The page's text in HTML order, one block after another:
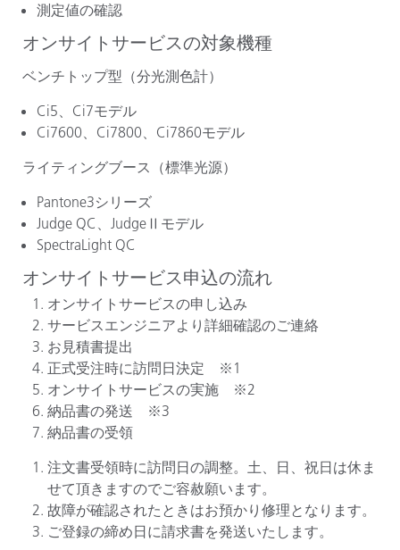
測定値の確認
オンサイトサービスの対象機種
ベンチトップ型（分光測色計）
Ci5、Ci7モデル
Ci7600、Ci7800、Ci7860モデル
ライティングブース（標準光源）
Pantone3シリーズ
Judge QC、JudgeⅡモデル
SpectraLight QC
オンサイトサービス申込の流れ
オンサイトサービスの申し込み
サービスエンジニアより詳細確認のご連絡
お見積書提出
正式受注時に訪問日決定 ※1
オンサイトサービスの実施 ※2
納品書の発送 ※3
納品書の受領
注文書受領時に訪問日の調整。土、日、祝日は休ま
せて頂きますのでご容赦願います。
故障が確認されたときはお預かり修理となります。
ご登録の締め日に請求書を発送いたします。